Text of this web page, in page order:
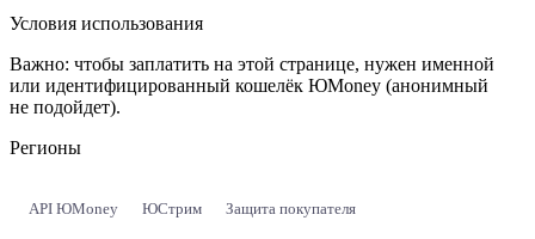
Условия использования
Важно: чтобы заплатить на этой странице, нужен именной
или идентифицированный кошелёк ЮMoney (анонимный
не подойдет).
Регионы
API ЮMoney ЮСтрим Защита покупателя